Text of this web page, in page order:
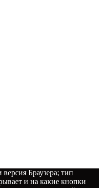
Браузера; тип
и на какие кнопки